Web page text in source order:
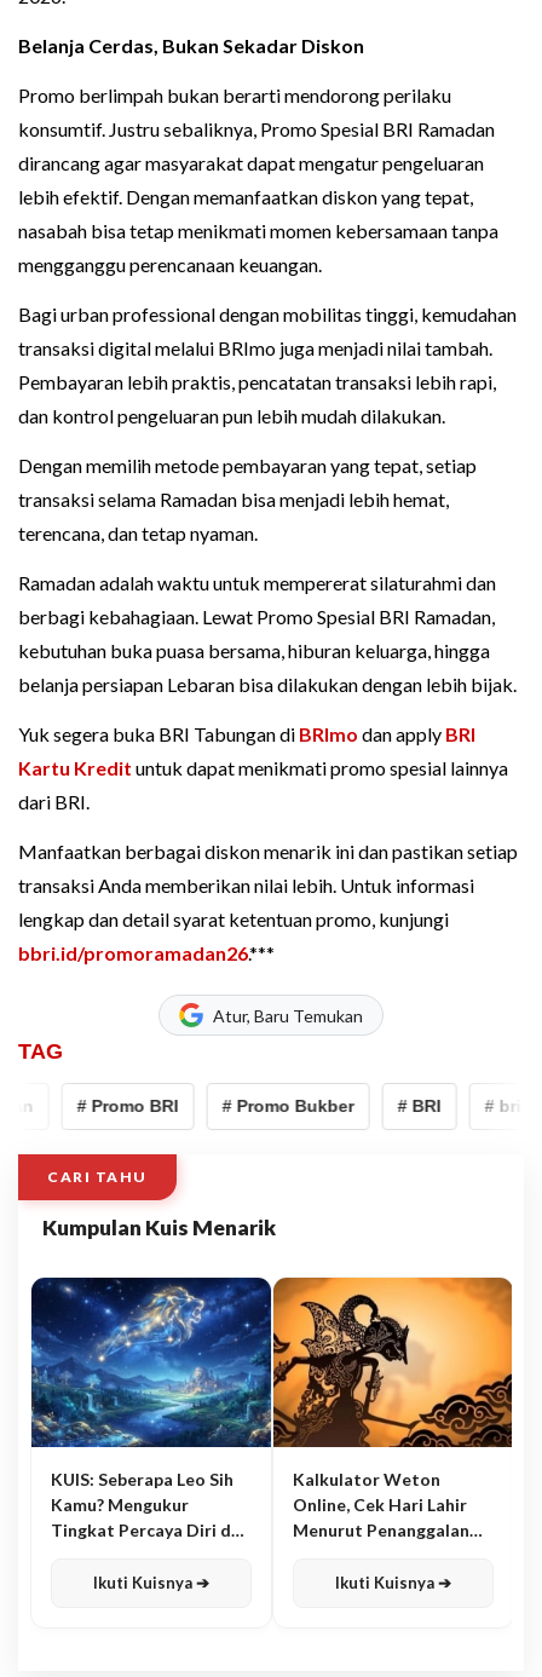
Belanja Cerdas, Bukan Sekadar Diskon
Promo berlimpah bukan berarti mendorong perilaku
konsumtif. Justru sebaliknya, Promo Spesial BRI Ramadan
dirancang agar masyarakat dapat mengatur pengeluaran
lebih efektif. Dengan memanfaatkan diskon yang tepat,
nasabah bisa tetap menikmati momen kebersamaan tanpa
mengganggu perencanaan keuangan.
Bagi urban professional dengan mobilitas tinggi, kemudahan
transaksi digital melalui BRImo juga menjadi nilai tambah.
Pembayaran lebih praktis, pencatatan transaksi lebih rapi,
dan kontrol pengeluaran pun lebih mudah dilakukan.
Dengan memilih metode pembayaran yang tepat, setiap
transaksi selama Ramadan bisa menjadi lebih hemat,
terencana, dan tetap nyaman.
Ramadan adalah waktu untuk mempererat silaturahmi dan
berbagi kebahagiaan. Lewat Promo Spesial BRI Ramadan,
kebutuhan buka puasa bersama, hiburan keluarga, hingga
belanja persiapan Lebaran bisa dilakukan dengan lebih bijak.
Yuk segera buka BRI Tabungan di BRImo dan apply BRI
Kartu Kredit untuk dapat menikmati promo spesial lainnya
dari BRI.
Manfaatkan berbagai diskon menarik ini dan pastikan setiap
transaksi Anda memberikan nilai lebih. Untuk informasi
lengkap dan detail syarat ketentuan promo, kunjungi
bbri.id/promoramadan26.***
Atur, Baru Temukan
TAG
# Promo BRI # Promo Bukber # BRI # bri
CARI TAHU
Kumpulan Kuis Menarik
KUIS: Seberapa Leo Sih
Kamu? Mengukur
Tingkat Percaya Diri dan
Ikuti Kuisnya ➔
Kalkulator Weton
Online, Cek Hari Lahir
Menurut Penanggalan
Ikuti Kuisnya ➔